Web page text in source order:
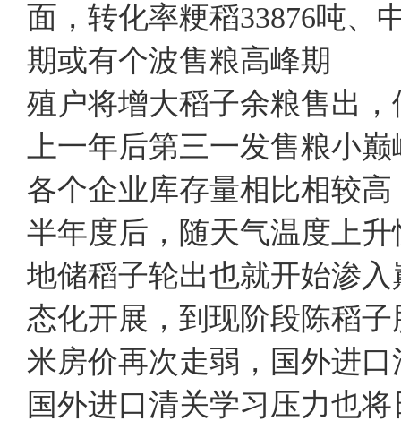
面，转化率粳稻33876吨
期或有个波售粮高峰期
殖户将增大稻子余粮售出
上一年后第三一发售粮小
各个企业库存量相比相较
半年度后，随天气温度上
地储稻子轮出也就开始渗
态化开展，到现阶段陈稻
米房价再次走弱，国外进
国外进口清关学习压力